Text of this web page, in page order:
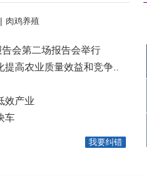
肉鸡养殖
告会第二场报告会举行
高农业质量效益和竞争..
效产业
车
我要纠错